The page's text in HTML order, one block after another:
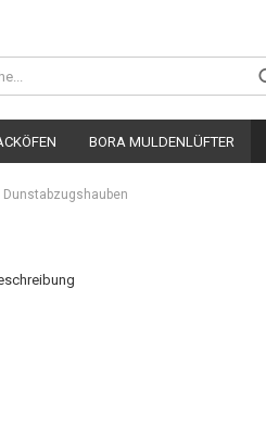
BORA MULDENLÜFTER
Dunstabzugshauben